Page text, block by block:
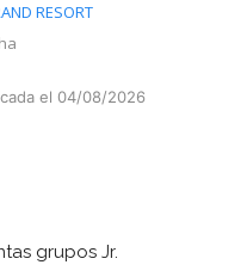
RESORT
el 04/08/2026
grupos Jr.